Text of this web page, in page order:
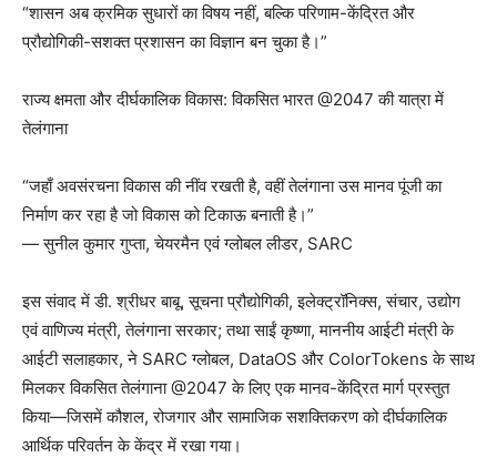
“शासन अब क्रमिक सुधारों का विषय नहीं, बल्कि परिणाम-केंद्रित और
प्रौद्योगिकी-सशक्त प्रशासन का विज्ञान बन चुका है।”
राज्य क्षमता और दीर्घकालिक विकास: विकसित भारत @2047 की यात्रा में
तेलंगाना
“जहाँ अवसंरचना विकास की नींव रखती है, वहीं तेलंगाना उस मानव पूंजी का
निर्माण कर रहा है जो विकास को टिकाऊ बनाती है।”
— सुनील कुमार गुप्ता, चेयरमैन एवं ग्लोबल लीडर, SARC
इस संवाद में डी. श्रीधर बाबू, सूचना प्रौद्योगिकी, इलेक्ट्रॉनिक्स, संचार, उद्योग
एवं वाणिज्य मंत्री, तेलंगाना सरकार; तथा साईं कृष्णा, माननीय आईटी मंत्री के
आईटी सलाहकार, ने SARC ग्लोबल, DataOS और ColorTokens के साथ
मिलकर विकसित तेलंगाना @2047 के लिए एक मानव-केंद्रित मार्ग प्रस्तुत
किया—जिसमें कौशल, रोजगार और सामाजिक सशक्तिकरण को दीर्घकालिक
आर्थिक परिवर्तन के केंद्र में रखा गया।